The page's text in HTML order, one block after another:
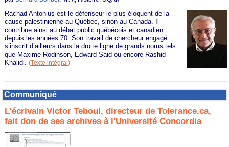
Rachad Antonius est le défenseur le plus éloquent de la
cause palestinienne au Québec, sinon au Canada. Il
contribue ainsi au débat public québécois et canadien
depuis les années 70. Son travail de chercheur engagé
s’inscrit d’ailleurs dans la droite ligne de grands noms tels
que Maxime Rodinson, Edward Said ou encore Rashid
Khalidi.(Texte intégral)
Communiqué
L'écrivain Victor Teboul, directeur de Tolerance.ca,
fait don de ses archives à l'Université Concordia